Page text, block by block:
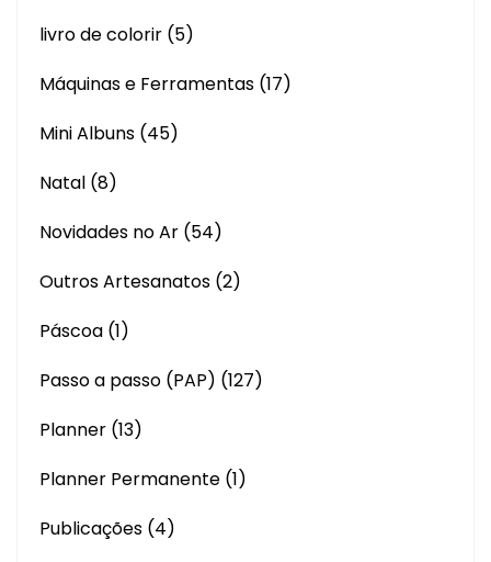
livro de colorir (5)
Máquinas e Ferramentas (17)
Mini Albuns (45)
Natal (8)
Novidades no Ar (54)
Outros Artesanatos (2)
Páscoa (1)
Passo a passo (PAP) (127)
Planner (13)
Planner Permanente (1)
Publicações (4)